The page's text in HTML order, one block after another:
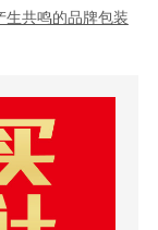
生共鸣的品牌包装